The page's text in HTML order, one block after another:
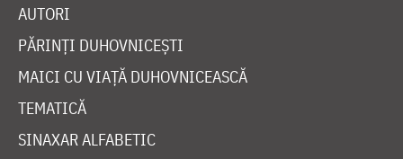
AUTORI
PĂRINȚI DUHOVNICEȘTI
MAICI CU VIAȚĂ DUHOVNICEASCĂ
TEMATICĂ
SINAXAR ALFABETIC